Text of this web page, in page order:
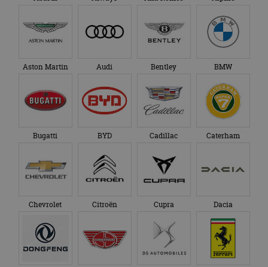
Aston Martin Audi Bentley BMW
Bugatti BYD Cadillac Caterham
Chevrolet Citroën Cupra Dacia